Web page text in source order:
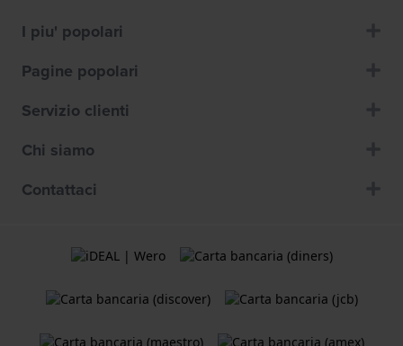
I piu' popolari
Pagine popolari
Servizio clienti
Chi siamo
Contattaci